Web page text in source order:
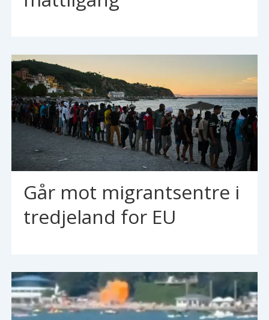
Går mot migrantsentre i
tredjeland for EU